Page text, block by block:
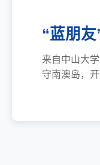
“蓝朋
来自中山大
守南澳岛，